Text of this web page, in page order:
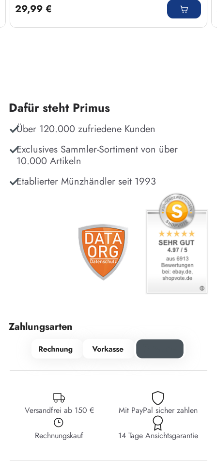
29,99 €
Dafür steht Primus
Über 120.000 zufriedene Kunden
Exclusives Sammler-Sortiment von über
10.000 Artikeln
Etablierter Münzhändler seit 1993
Zahlungsarten
Versandfrei ab 150 € Mit PayPal sicher zahlen
Rechnungskauf 14 Tage Ansichtsgarantie